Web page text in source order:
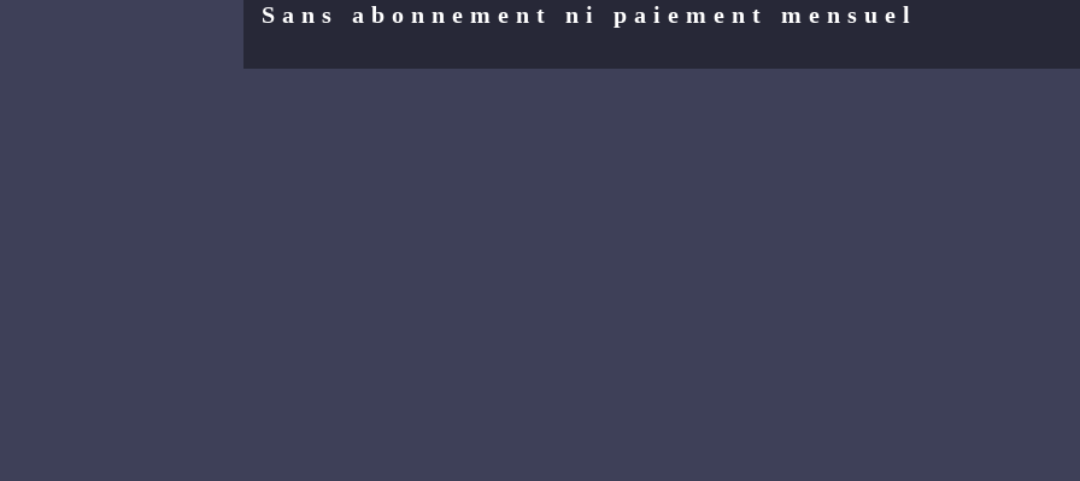
Sans abonnement ni paiement mensuel